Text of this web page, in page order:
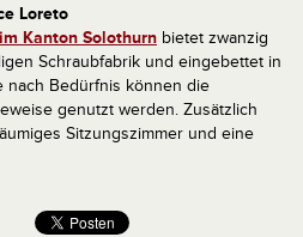
Loreto
Kanton Solothurn bietet zwanzig
Schraubfabrik und eingebettet in
nach Bedürfnis können die
genutzt werden. Zusätzlich
Sitzungszimmer und eine